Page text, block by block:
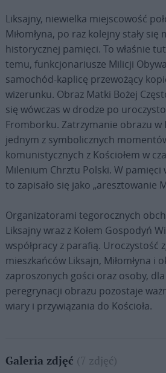
Liksajny, niewielka miejscowość
Miłomłyna, po raz kolejny stały
historycznej pamięci. To właśnie
temu, funkcjonariusze Milicji
samochód-kaplicę przewożący
wizerunku. Obraz Matki Bożej
się wówczas w drodze po
Fromborku. Zatrzymanie obrazu w
jednym z symbolicznych
komunistycznych z Kościołem w
Milenium Chrztu Polski. W pamięci
to zapisało się jako „aresztowanie
Organizatorami tegorocznych
Liksajny wraz z Kołem Gospodyń
współpracy z parafią. Uroczystość
mieszkańców Liksajn, Miłomłyna i
zaproszonych gości oraz osoby,
peregrynacji obrazu pozostaje
wiary i przywiązania do Kościoła.
Galeria zdjęć (7 zdjęć)